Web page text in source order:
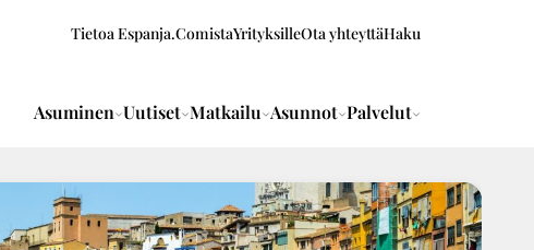
Tietoa Espanja.ComistaYrityksilleOta yhteyttäHaku
Asuminen Uutiset Matkailu Asunnot Palvelut